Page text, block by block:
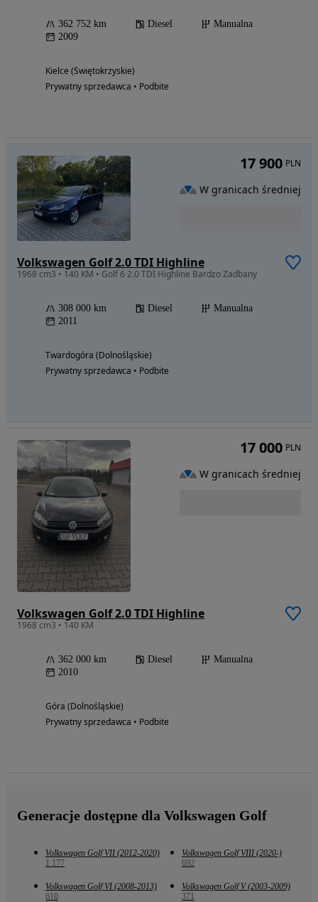
362 752 km Diesel
Manualna
2009
Kielce (Świętokrzyskie)
Prywatny sprzedawca • Podbite
Volkswagen Golf 2.0 TDI Highline
1968 cm3 • 140 KM • Golf 6 2.0 TDI Highline Bardzo Zadbany
308 000 km Diesel
Manualna
2011
Twardogóra (Dolnośląskie)
Prywatny sprzedawca • Podbite
17 900 PLN
W granicach średniej
Volkswagen Golf 2.0 TDI Highline
1968 cm3 • 140 KM
362 000 km Diesel
Manualna
2010
Góra (Dolnośląskie)
Prywatny sprzedawca • Podbite
17 000 PLN
W granicach średniej
Generacje dostępne dla Volkswagen Golf
Volkswagen Golf VII (2012-2020)
1 177
Volkswagen Golf VIII (2020-)
692
Volkswagen Golf VI (2008-2013)
610
Volkswagen Golf V (2003-2009)
371